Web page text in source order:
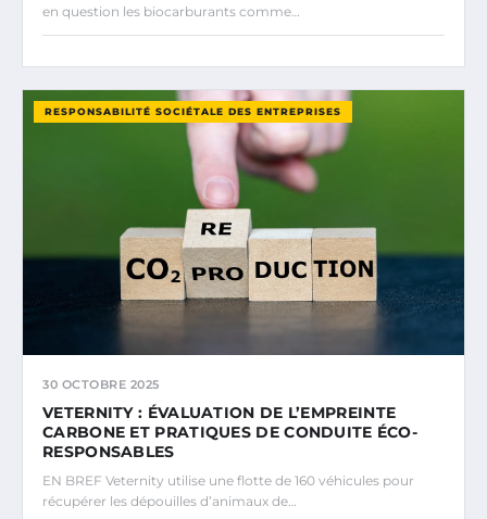
en question les biocarburants comme…
RESPONSABILITÉ SOCIÉTALE DES ENTREPRISES
30 OCTOBRE 2025
VETERNITY : ÉVALUATION DE L’EMPREINTE
CARBONE ET PRATIQUES DE CONDUITE ÉCO-
RESPONSABLES
EN BREF Veternity utilise une flotte de 160 véhicules pour
récupérer les dépouilles d’animaux de…